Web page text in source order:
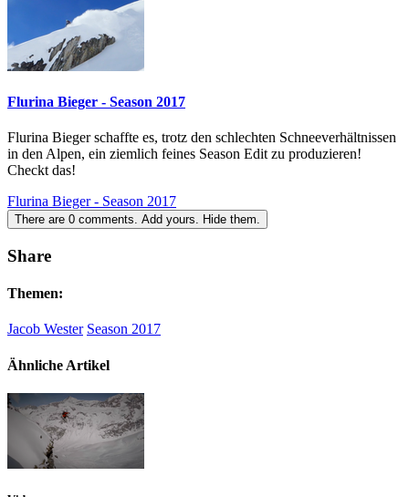
Flurina Bieger - Season 2017
Flurina Bieger schaffte es, trotz den schlechten Schneeverhältnissen
in den Alpen, ein ziemlich feines Season Edit zu produzieren!
Checkt das!
Flurina Bieger - Season 2017
There are 0 comments. Add yours. Hide them.
Share
Themen:
Jacob Wester Season 2017
Ähnliche Artikel